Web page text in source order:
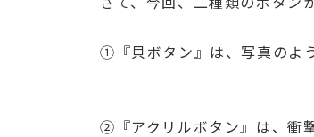
①『貝ボタン』は、写真のよ
②『アクリルボタン』は、衝